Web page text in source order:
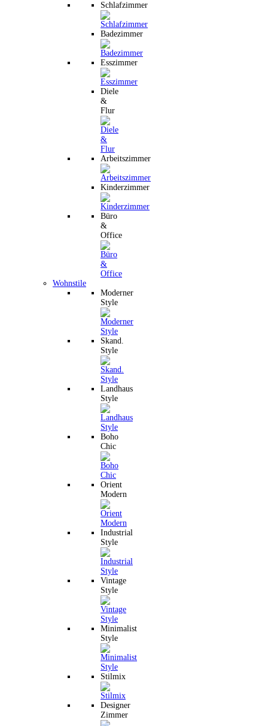
Schlafzimmer
Badezimmer
Esszimmer
Diele
&
Flur
Arbeitszimmer
Kinderzimmer
Büro
&
Office
Wohnstile
Moderner
Style
Skand.
Style
Landhaus
Style
Boho
Chic
Orient
Modern
Industrial
Style
Vintage
Style
Minimalist
Style
Stilmix
Designer
Zimmer